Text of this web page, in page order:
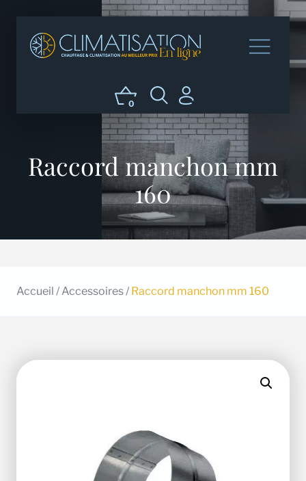
0
Raccord manchon mm
160
Accueil / Accessoires/ Raccord manchon mm 160